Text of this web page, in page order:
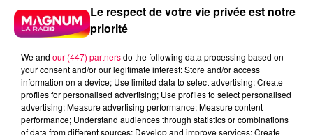
Le respect de votre vie privée est notre
priorité
We and our (447) partnersdo the following data processing based on
your consent and/or our legitimate interest: Store and/or access
information on a device; Use limited data to select advertising; Create
profiles for personalised advertising; Use profiles to select personalised
advertising; Measure advertising performance; Measure content
performance; Understand audiences through statistics or combinations
of data from different sources; Develop and improve services; Create